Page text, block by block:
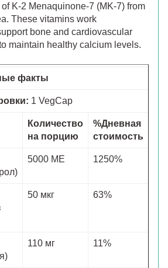
K-2 Menaquinone-7 (MK-7) from
These vitamins work
bone and cardiovascular
maintain healthy calcium levels.
факты
1 VegCap
Количество
на порцию
%Дневная
стоимость
5000 МЕ 1250%
50 мкг 63%
110 мг 11%